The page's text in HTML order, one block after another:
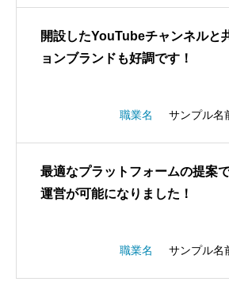
開設したYouTubeチャンネルと
ョンブランドも好調です！
職業名 サンプル名
最適なプラットフォームの提案
運営が可能になりました！
職業名 サンプル名